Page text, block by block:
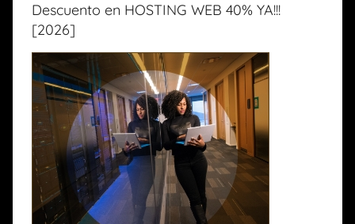
Descuento en HOSTING WEB 40% YA!!!
[2026]